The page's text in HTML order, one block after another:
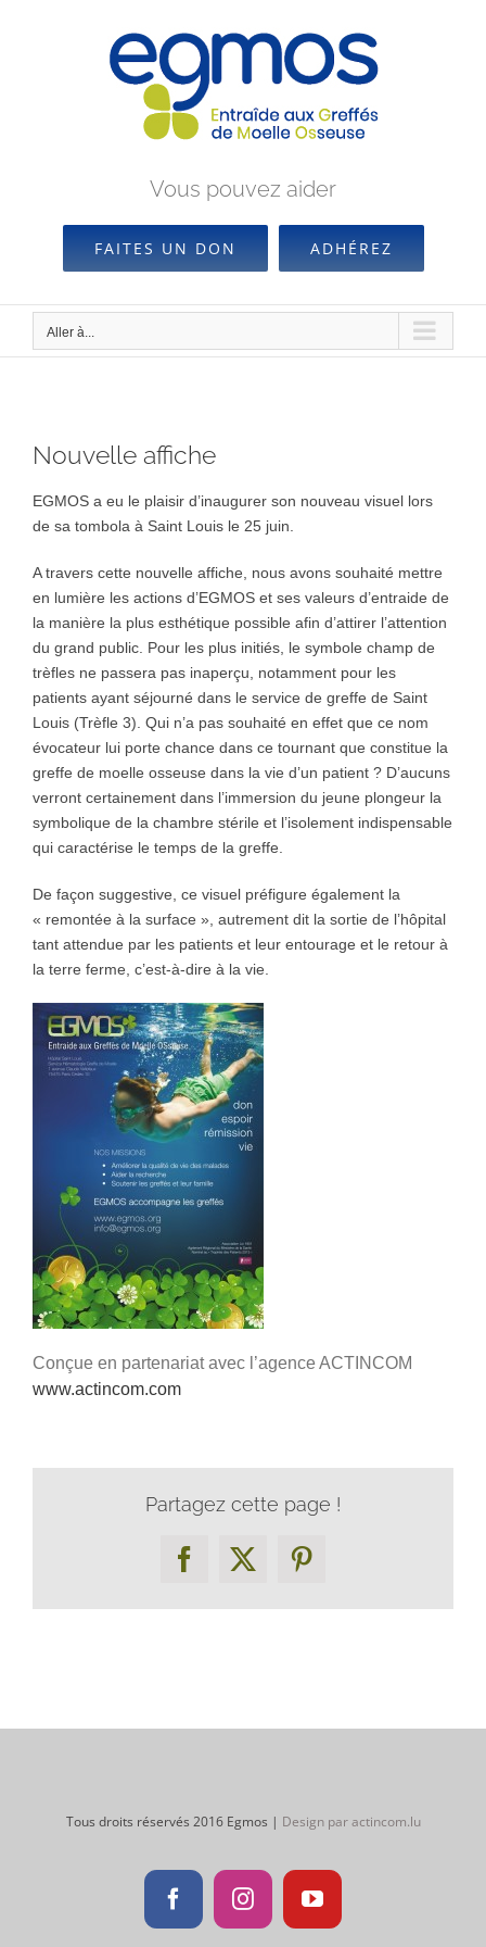
Vous pouvez aider
FAITES UN DON ADHÉREZ
Aller à...
Nouvelle affiche
EGMOS a eu le plaisir d’inaugurer son nouveau visuel lors
de sa tombola à Saint Louis le 25 juin.
A travers cette nouvelle affiche, nous avons souhaité mettre
en lumière les actions d’EGMOS et ses valeurs d’entraide de
la manière la plus esthétique possible afin d’attirer l’attention
du grand public. Pour les plus initiés, le symbole champ de
trèfles ne passera pas inaperçu, notamment pour les
patients ayant séjourné dans le service de greffe de Saint
Louis (Trèfle 3). Qui n’a pas souhaité en effet que ce nom
évocateur lui porte chance dans ce tournant que constitue la
greffe de moelle osseuse dans la vie d’un patient ? D’aucuns
verront certainement dans l’immersion du jeune plongeur la
symbolique de la chambre stérile et l’isolement indispensable
qui caractérise le temps de la greffe.
De façon suggestive, ce visuel préfigure également la
« remontée à la surface », autrement dit la sortie de l’hôpital
tant attendue par les patients et leur entourage et le retour à
la terre ferme, c’est-à-dire à la vie.
Conçue en partenariat avec l’agence ACTINCOM
www.actincom.com
Partagez cette page !
Facebook
X Pinterest
Tous droits réservés 2016 Egmos | Design par actincom.lu
FacebookInstagramYouTube